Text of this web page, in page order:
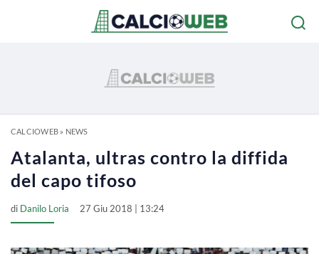
CALCIOWEB» NEWS
Atalanta, ultras contro la diffida
del capo tifoso
di Danilo Loria 27 Giu 2018 | 13:24